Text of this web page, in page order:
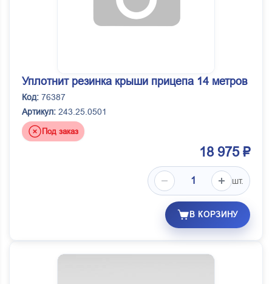
Уплотнит резинка крыши прицепа 14 метров
Код: 76387
Артикул: 243.25.0501
Под заказ
18 975 ₽
шт.
В КОРЗИНУ